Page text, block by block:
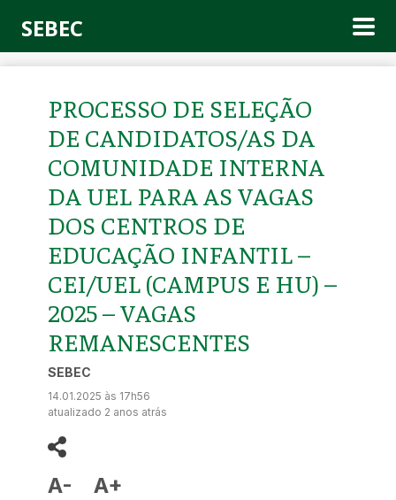
SEBEC
PROCESSO DE SELEÇÃO
DE CANDIDATOS/AS DA
COMUNIDADE INTERNA
DA UEL PARA AS VAGAS
DOS CENTROS DE
EDUCAÇÃO INFANTIL –
CEI/UEL (CAMPUS E HU) –
2025 – VAGAS
REMANESCENTES
SEBEC
14.01.2025 às 17h56
atualizado 2 anos atrás
A- A+